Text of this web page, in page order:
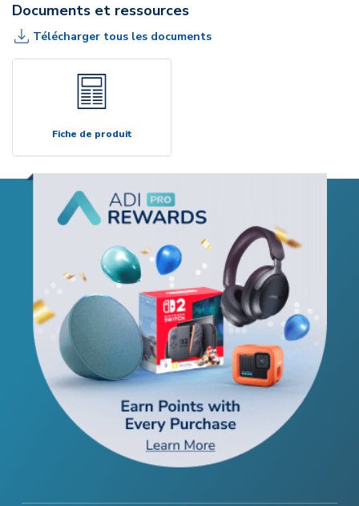
Documents et ressources
Télécharger tous les documents
Fiche de produit